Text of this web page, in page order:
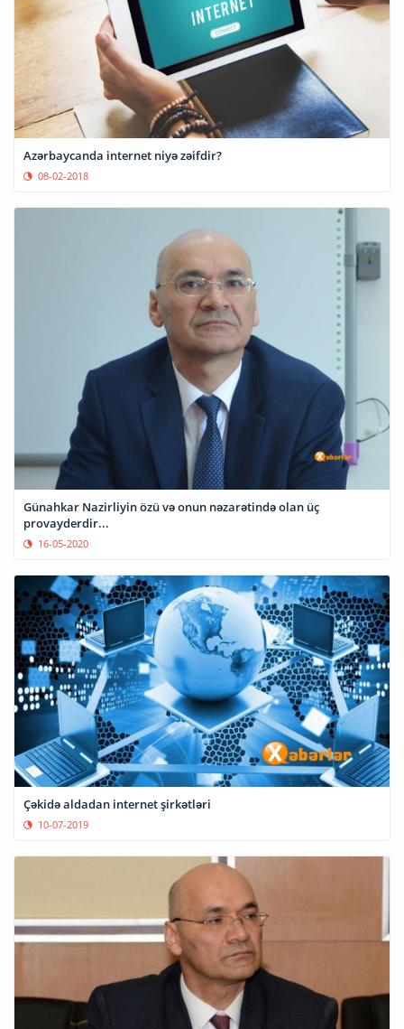
Azərbaycanda internet niyə zəifdir?
08-02-2018
Günahkar Nazirliyin özü və onun nəzarətində olan üç
provayderdir...
16-05-2020
Çəkidə aldadan internet şirkətləri
10-07-2019